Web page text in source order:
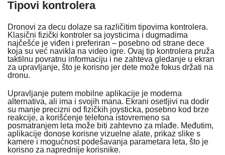
Tipovi kontrolera
Dronovi za decu dolaze sa različitim tipovima kontrolera.
Klasični fizički kontroler sa joysticima i dugmadima
najčešće je viđen i preferiran – posebno od strane dece
koja su već navikla na video igre. Ovaj tip kontrolera pruža
taktilnu povratnu informaciju i ne zahteva gledanje u ekran
za upravljanje, što je korisno jer dete može fokus držati na
dronu.
Upravljanje putem mobilne aplikacije je moderna
alternativa, ali ima i svojih mana. Ekrani osetljivi na dodir
su manje precizni od fizičkih joysticka, posebno kod brze
reakcije, a korišćenje telefona istovremeno sa
posmatranjem leta može biti zahtevno za mlađe. Međutim,
aplikacije donose korisne vizuelne alate, prikaz slike s
kamere i mogućnost podešavanja parametara leta, što je
korisno za naprednije korisnike.